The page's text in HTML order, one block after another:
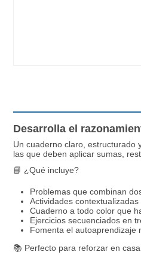
Desarrolla el
Un cuaderno claro, estructurado
las que deben aplicar sumas,
📘 ¿Qué incluye?
Problemas que combinan
Actividades
Cuaderno a todo color que
Ejercicios secuenciados en
Fomenta el autoaprendizaje
📚 Perfecto para reforzar en